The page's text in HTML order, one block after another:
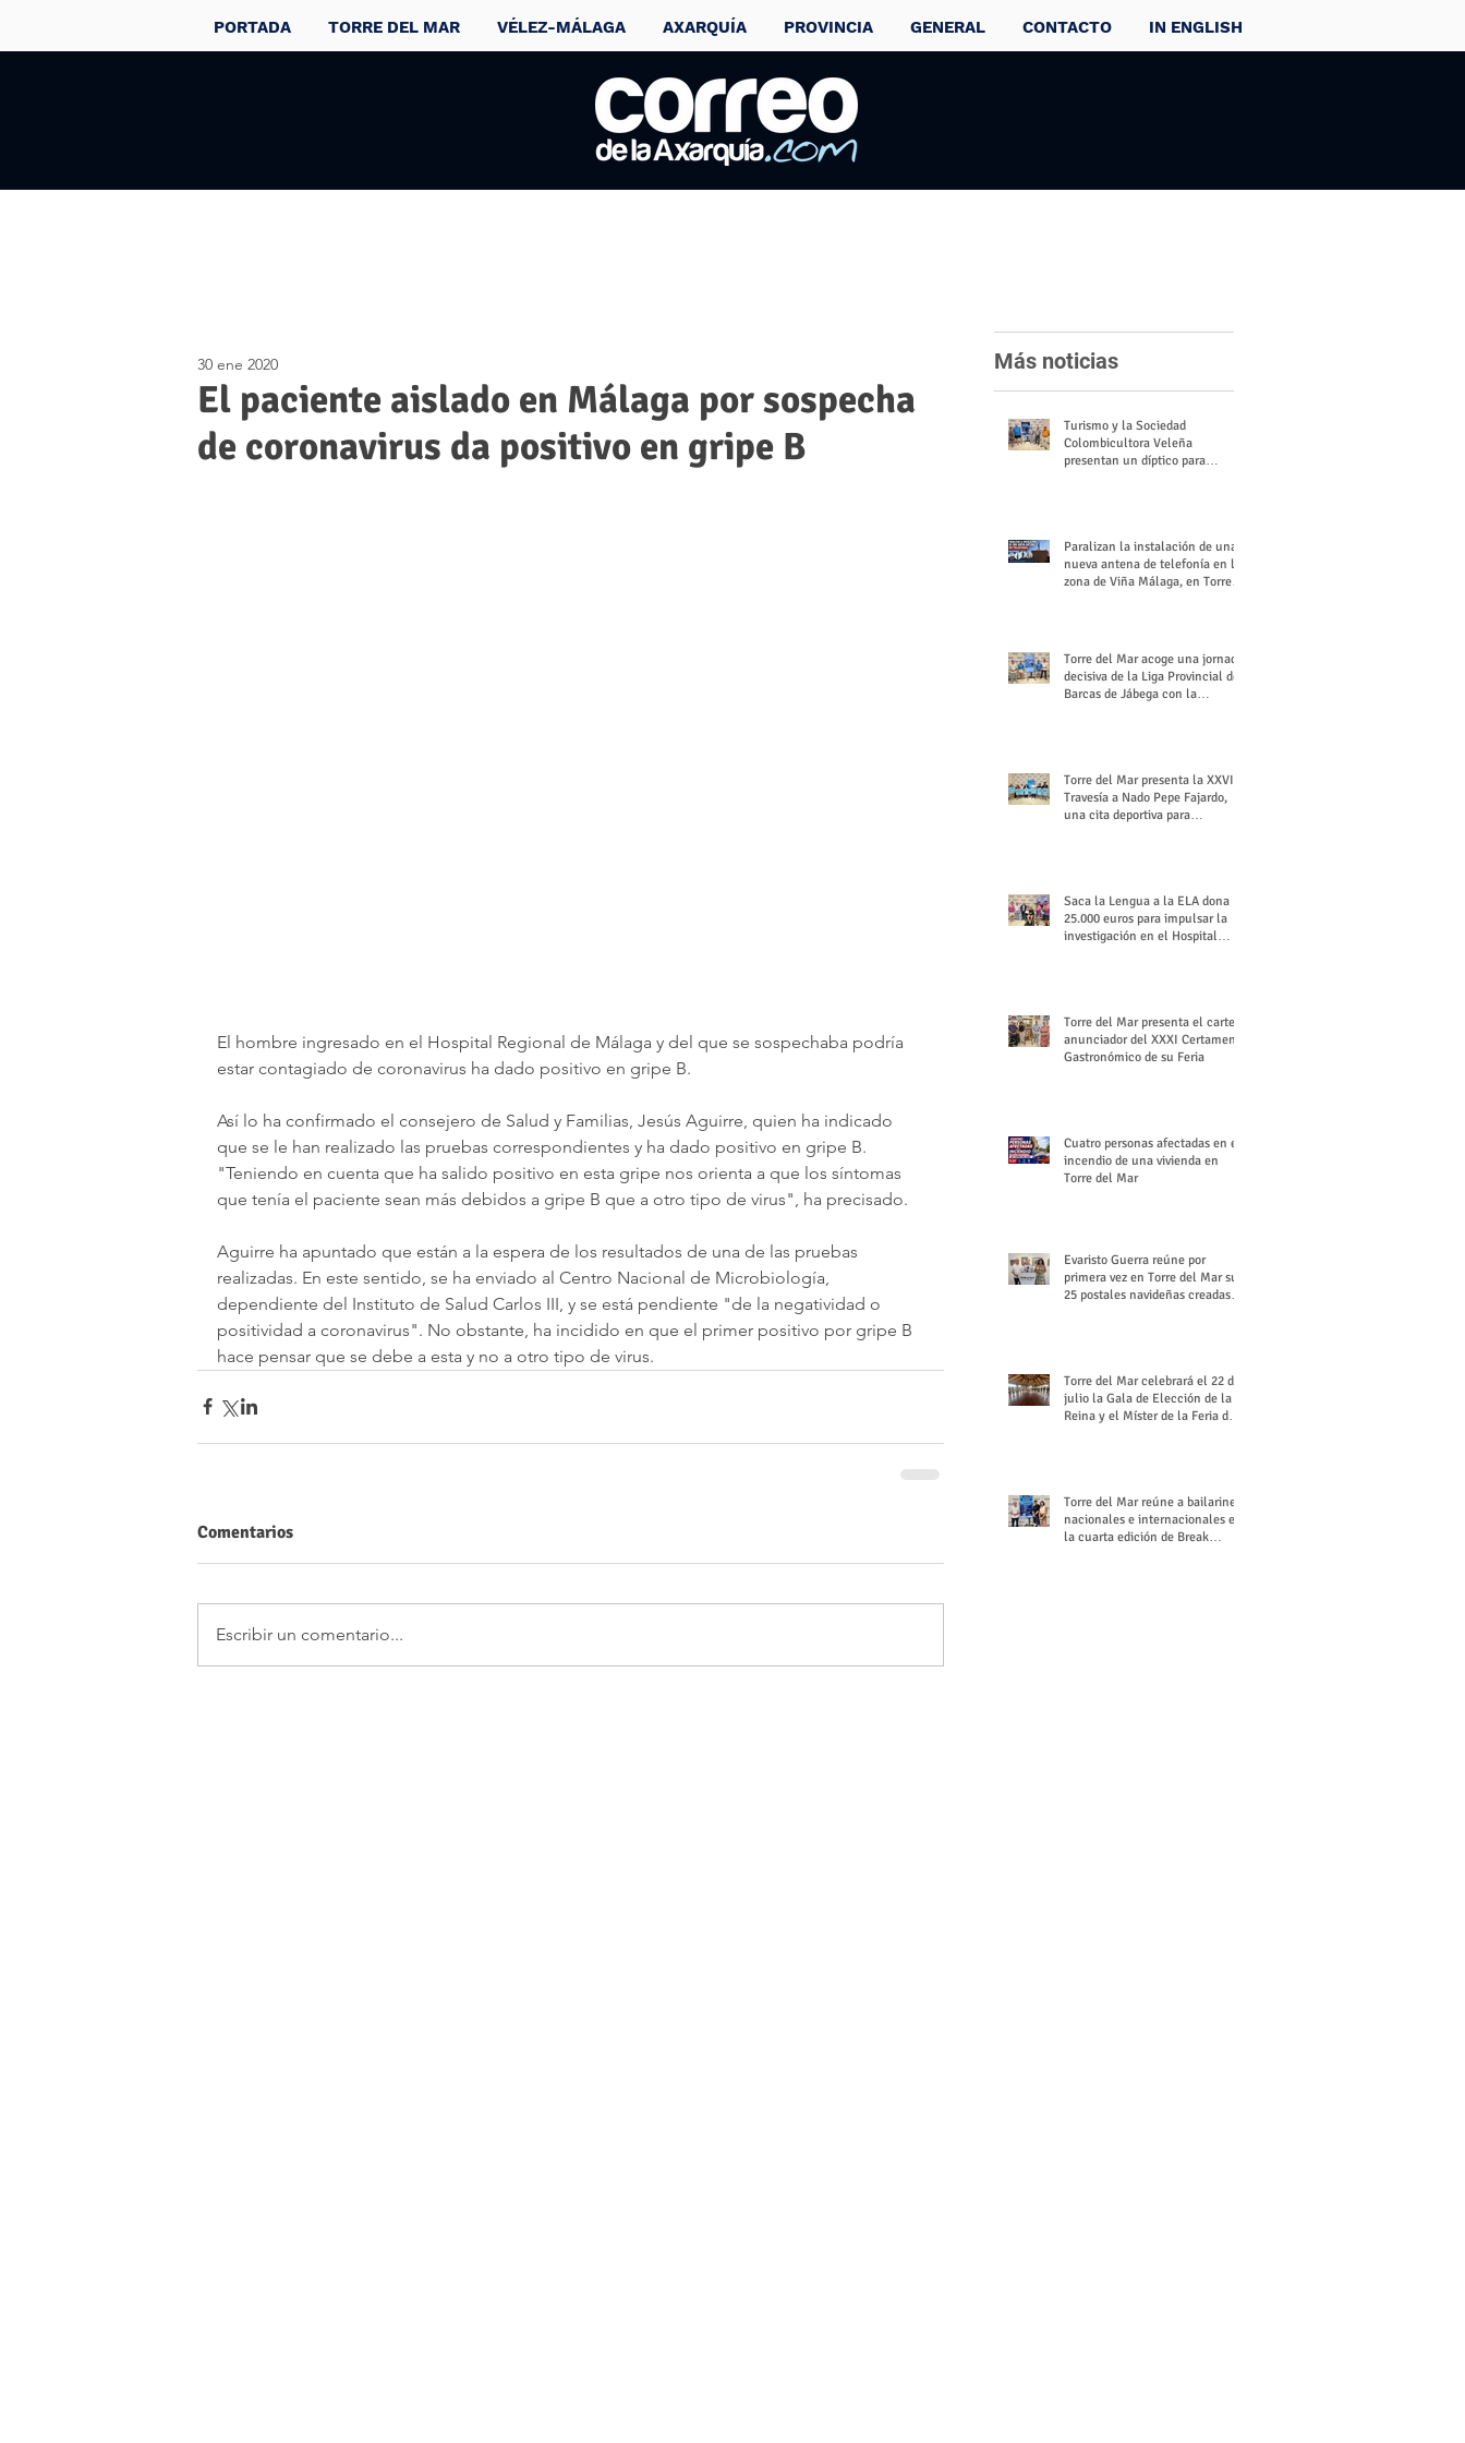
PORTADA TORRE DEL MAR VÉLEZ-MÁLAGA AXARQUÍA PROVINCIA GENERAL CONTACTO IN ENGLISH
El paciente aislado en Málaga por sospecha
de coronavirus da positivo en gripe B
30 ene 2020
El hombre ingresado en el Hospital Regional de Málaga y del que se sospechaba podría
estar contagiado de coronavirus ha dado positivo en gripe B.
Así lo ha confirmado el consejero de Salud y Familias, Jesús Aguirre, quien ha indicado
que se le han realizado las pruebas correspondientes y ha dado positivo en gripe B.
"Teniendo en cuenta que ha salido positivo en esta gripe nos orienta a que los síntomas
que tenía el paciente sean más debidos a gripe B que a otro tipo de virus", ha precisado.
Aguirre ha apuntado que están a la espera de los resultados de una de las pruebas
realizadas. En este sentido, se ha enviado al Centro Nacional de Microbiología,
dependiente del Instituto de Salud Carlos III, y se está pendiente "de la negatividad o
positividad a coronavirus". No obstante, ha incidido en que el primer positivo por gripe B
hace pensar que se debe a esta y no a otro tipo de virus.
Comentarios
Escribir un comentario...
Más noticias
Turismo y la Sociedad
Colombicultora Veleña
presentan un díptico para
Paralizan la instalación de una
nueva antena de telefonía en la
zona de Viña Málaga, en Torre
Torre del Mar acoge una jornada
decisiva de la Liga Provincial de
Barcas de Jábega con la
Torre del Mar presenta la XXVI
Travesía a Nado Pepe Fajardo,
una cita deportiva para
Saca la Lengua a la ELA dona
25.000 euros para impulsar la
investigación en el Hospital
Torre del Mar presenta el cartel
anunciador del XXXI Certamen
Gastronómico de su Feria
Cuatro personas afectadas en el
incendio de una vivienda en
Torre del Mar
Evaristo Guerra reúne por
primera vez en Torre del Mar sus
25 postales navideñas creadas
Torre del Mar celebrará el 22 de
julio la Gala de Elección de la
Reina y el Míster de la Feria de
Torre del Mar reúne a bailarines
nacionales e internacionales en
la cuarta edición de Break